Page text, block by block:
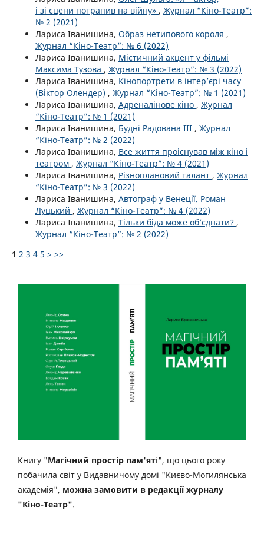
і зі сцени потрапив на війну» , Журнал “Кіно-Театр”:
№ 2 (2021)
Лариса Іванишина, Образ нетипового короля ,
Журнал “Кіно-Театр”: № 6 (2022)
Лариса Іванишина, Містичний акцент у фільмі
Максима Тузова , Журнал “Кіно-Театр”: № 3 (2022)
Лариса Іванишина, Кінопортрети в інтер’єрі часу
(Віктор Олендер) , Журнал “Кіно-Театр”: № 1 (2021)
Лариса Іванишина, Адреналінове кіно , Журнал
“Кіно-Театр”: № 1 (2021)
Лариса Іванишина, Будні Радована ІІІ , Журнал
“Кіно-Театр”: № 2 (2022)
Лариса Іванишина, Все життя проіснував між кіно і
театром , Журнал “Кіно-Театр”: № 4 (2021)
Лариса Іванишина, Різноплановий талант , Журнал
“Кіно-Театр”: № 3 (2022)
Лариса Іванишина, Автограф у Венеції. Роман
Луцький , Журнал “Кіно-Театр”: № 4 (2022)
Лариса Іванишина, Тільки біда може об’єднати? ,
Журнал “Кіно-Театр”: № 2 (2022)
1 2 3 4 5 > >>
Книгу "Магічний простір пам'яті", що цього року
побачила світ у Видавничому домі "Києво-Могилянська
академія", можна замовити в редакції журналу
"Кіно-Театр".